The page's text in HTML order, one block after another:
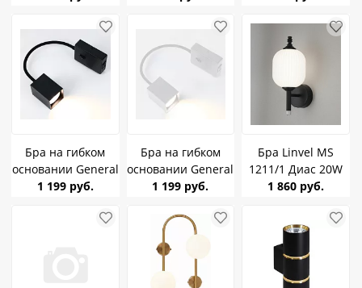
Чтец 661933
Чтец 661931
Бра на гибком
основании General
GWL-M-IP20
Библиотека 661935
1 199 руб.
Бра на гибком
основании General
GWL-M-IP20
Библиотека 661934
1 199 руб.
Бра Linvel MS
1211/1 Диас 20W
Чёрный
1 860 руб.